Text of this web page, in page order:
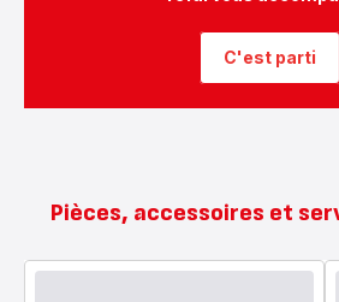
C'est parti
Pièces, accessoires et